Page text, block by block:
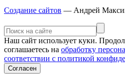
Создание сайтов — Андрей
Наш сайт использует куки.
соглашаетесь на обработку
соответствии с политикой
Согласен